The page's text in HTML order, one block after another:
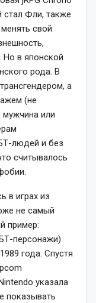
стал Фли, также
свой
Но в японской
рода. В
а
(не
или
людей и без
считывалось
в играх из
не самый
пример:
персонажи)
года. Спустя
указала
показывать